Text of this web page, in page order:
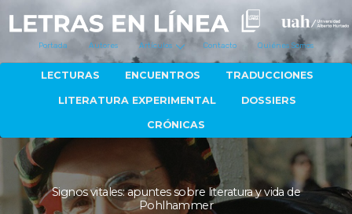
Portada Autores Artículos Contacto Quiénes Somos
LECTURAS ENCUENTROS TRADUCCIONES
LITERATURA EXPERIMENTAL DOSSIERS
CRÓNICAS
Signos vitales: apuntes sobre literatura y vida de
Pohlhammer